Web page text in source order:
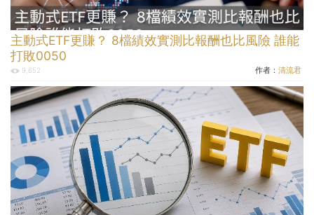
主動式ETF更賺？ 8檔績效實測比報酬也比風險 誰能
打敗0050
9,652 作者： 清流君